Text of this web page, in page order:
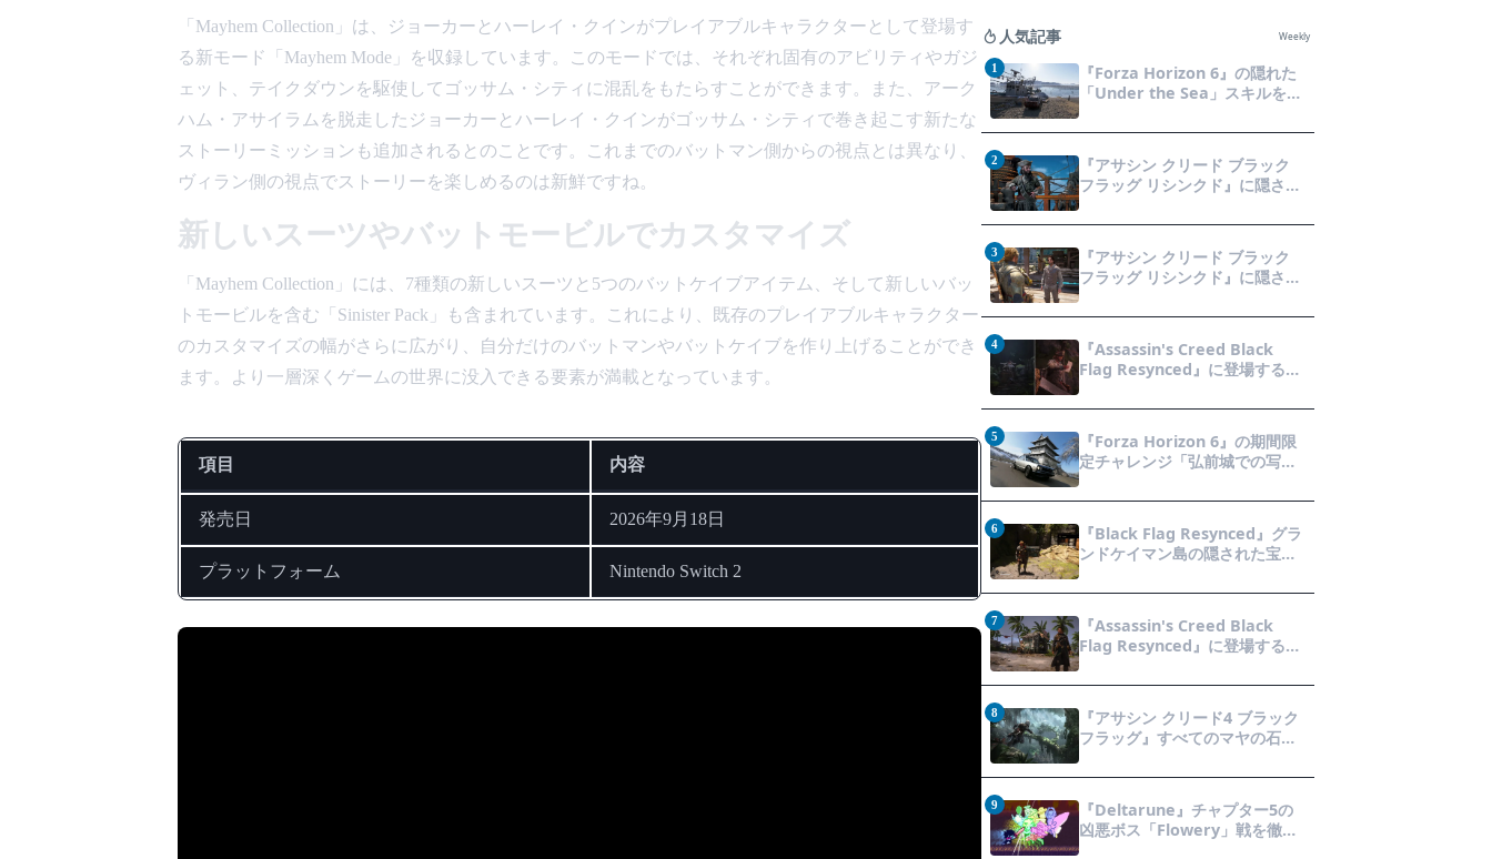
「Mayhem Collection」は、ジョーカーとハーレイ・クインがプレイアブルキャラクターとして登場す
る新モード「Mayhem Mode」を収録しています。このモードでは、それぞれ固有のアビリティやガジ
ェット、テイクダウンを駆使してゴッサム・シティに混乱をもたらすことができます。また、アーク
ハム・アサイラムを脱走したジョーカーとハーレイ・クインがゴッサム・シティで巻き起こす新たな
ストーリーミッションも追加されるとのことです。これまでのバットマン側からの視点とは異なり、
ヴィラン側の視点でストーリーを楽しめるのは新鮮ですね。
新しいスーツやバットモービルでカスタマイズ
「Mayhem Collection」には、7種類の新しいスーツと5つのバットケイブアイテム、そして新しいバッ
トモービルを含む「Sinister Pack」も含まれています。これにより、既存のプレイアブルキャラクター
のカスタマイズの幅がさらに広がり、自分だけのバットマンやバットケイブを作り上げることができ
ます。より一層深くゲームの世界に没入できる要素が満載となっています。
項目 内容
発売日 2026年9月18日
プラットフォーム Nintendo Switch 2
人気記事 Weekly
1
『Forza Horizon 6』の隠れた
「Under the Sea」スキルを効
ジクリアの鍵は伊東の海藻養殖
場にあり！
2
『アサシン クリード ブラック
フラッグ リシンクド』に隠され
明かす！海底洞窟の危険を乗り
越え、伝説の報酬を手に入れよ
う
3
『アサシン クリード ブラック
フラッグ リシンクド』に隠され
を徹底解説！伝説のアイテムや
新衣装を手に入れるための「地
図の断片」入手方法と修復のコ
ツを紹介！
4
『Assassin's Creed Black
Flag Resynced』に登場する
方法を徹底解説！隠された財宝
を見つけよう！
5
『Forza Horizon 6』の期間限
定チャレンジ「弘前城での写真
スポーツカーで日本の名城を駆
け巡り、特別な報酬を手に入れ
よう！
6
『Black Flag Resynced』グラ
ンドケイマン島の隠された宝箱
っ払いルート」でしか到達でき
ないお宝も明らかに
7
『Assassin's Creed Black
Flag Resynced』に登場する全
サシンのスタイルを自由にカス
タマイズ！
8
『アサシン クリード4 ブラック
フラッグ』すべてのマヤの石碑
く特殊なマヤの衣装を入手して
海賊ライフを有利に進めよう！
9
『Deltarune』チャプター5の
凶悪ボス「Flowery」戦を徹底